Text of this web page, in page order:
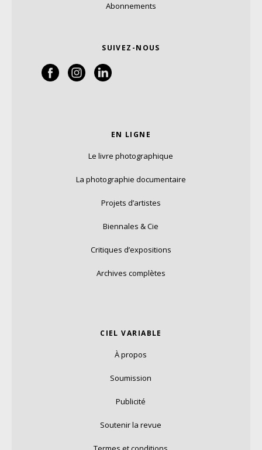
Abonnements
SUIVEZ-NOUS
EN LIGNE
Le livre photographique
La photographie documentaire
Projets d’artistes
Biennales & Cie
Critiques d’expositions
Archives complètes
CIEL VARIABLE
À propos
Soumission
Publicité
Soutenir la revue